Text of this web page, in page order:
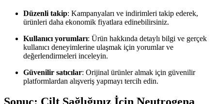
Düzenli takip: Kampanyaları ve indirimleri takip ederek,
ürünleri daha ekonomik fiyatlara edinebilirsiniz.
Kullanıcı yorumları: Ürün hakkında detaylı bilgi ve gerçek
kullanıcı deneyimlerine ulaşmak için yorumlar ve
değerlendirmeleri inceleyin.
Güvenilir satıcılar: Orijinal ürünler almak için güvenilir
platformlardan alışveriş yapmayı tercih edin.
Sonuç: Cilt Sağlığınız İçin Neutrogena